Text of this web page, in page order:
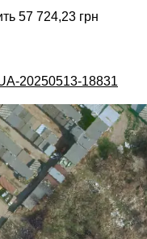
57 724,23 грн
20250513-18831